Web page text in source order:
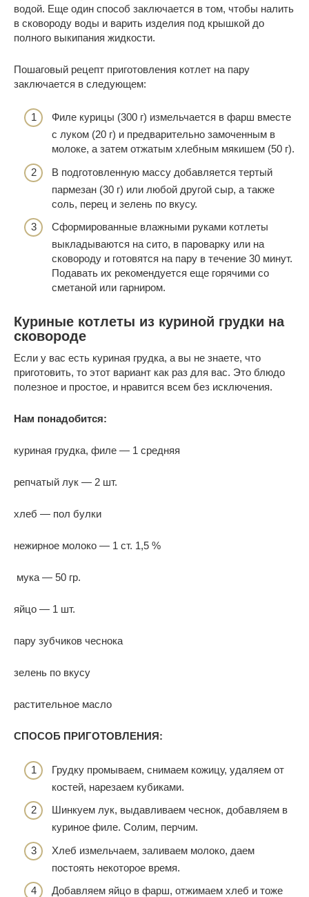
водой. Еще один способ заключается в том, чтобы налить
в сковороду воды и варить изделия под крышкой до
полного выкипания жидкости.
Пошаговый рецепт приготовления котлет на пару
заключается в следующем:
Филе курицы (300 г) измельчается в фарш вместе
с луком (20 г) и предварительно замоченным в
молоке, а затем отжатым хлебным мякишем (50 г).
В подготовленную массу добавляется тертый
пармезан (30 г) или любой другой сыр, а также
соль, перец и зелень по вкусу.
Сформированные влажными руками котлеты
выкладываются на сито, в пароварку или на
сковороду и готовятся на пару в течение 30 минут.
Подавать их рекомендуется еще горячими со
сметаной или гарниром.
Куриные котлеты из куриной грудки на
сковороде
Если у вас есть куриная грудка, а вы не знаете, что
приготовить, то этот вариант как раз для вас. Это блюдо
полезное и простое, и нравится всем без исключения.
Нам понадобится:
куриная грудка, филе — 1 средняя
репчатый лук — 2 шт.
хлеб — пол булки
нежирное молоко — 1 ст. 1,5 %
мука — 50 гр.
яйцо — 1 шт.
пару зубчиков чеснока
зелень по вкусу
растительное масло
СПОСОБ ПРИГОТОВЛЕНИЯ:
Грудку промываем, снимаем кожицу, удаляем от
костей, нарезаем кубиками.
Шинкуем лук, выдавливаем чеснок, добавляем в
куриное филе. Солим, перчим.
Хлеб измельчаем, заливаем молоко, даем
постоять некоторое время.
Добавляем яйцо в фарш, отжимаем хлеб и тоже